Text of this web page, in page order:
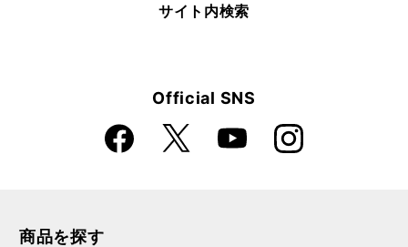
サイト内検索
Official SNS
Faceboo
k
X YouTube Instagra
m
商品を探す